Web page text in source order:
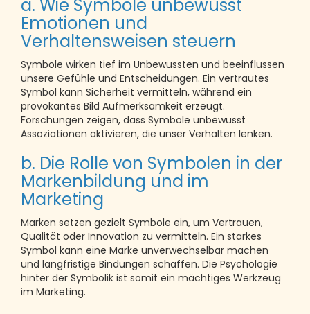
a. Wie Symbole unbewusst
Emotionen und
Verhaltensweisen steuern
Symbole wirken tief im Unbewussten und beeinflussen
unsere Gefühle und Entscheidungen. Ein vertrautes
Symbol kann Sicherheit vermitteln, während ein
provokantes Bild Aufmerksamkeit erzeugt.
Forschungen zeigen, dass Symbole unbewusst
Assoziationen aktivieren, die unser Verhalten lenken.
b. Die Rolle von Symbolen in der
Markenbildung und im
Marketing
Marken setzen gezielt Symbole ein, um Vertrauen,
Qualität oder Innovation zu vermitteln. Ein starkes
Symbol kann eine Marke unverwechselbar machen
und langfristige Bindungen schaffen. Die Psychologie
hinter der Symbolik ist somit ein mächtiges Werkzeug
im Marketing.